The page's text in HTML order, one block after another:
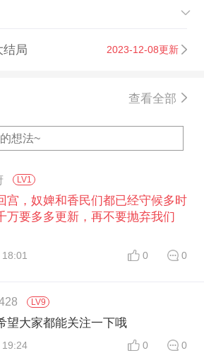
结局 2023-12-08更新
查看全部
LV1
宫，奴婢和香民们都已经守候多时
万要多多更新，再不要抛弃我们
0 0
LV9
望大家都能关注一下哦
0 0